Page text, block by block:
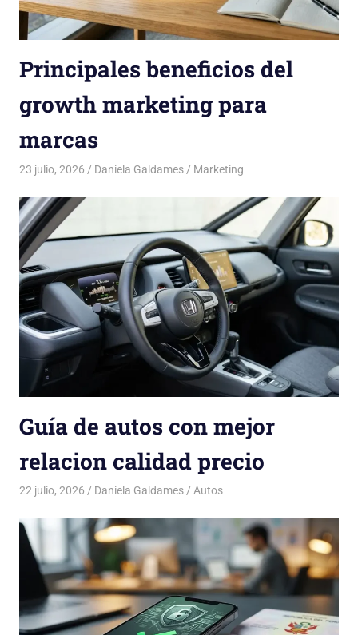
Principales beneficios del
growth marketing para
marcas
23 julio, 2026 Daniela Galdames Marketing
Guía de autos con mejor
relacion calidad precio
22 julio, 2026 Daniela Galdames Autos